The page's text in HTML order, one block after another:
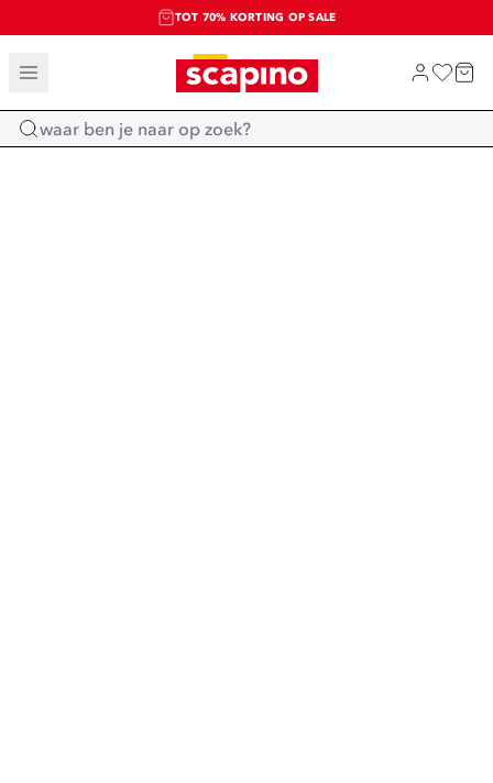
TOT 70% KORTING OP SALE
SALE: LAATSTE KANS!
SHOP NIEUW
Home